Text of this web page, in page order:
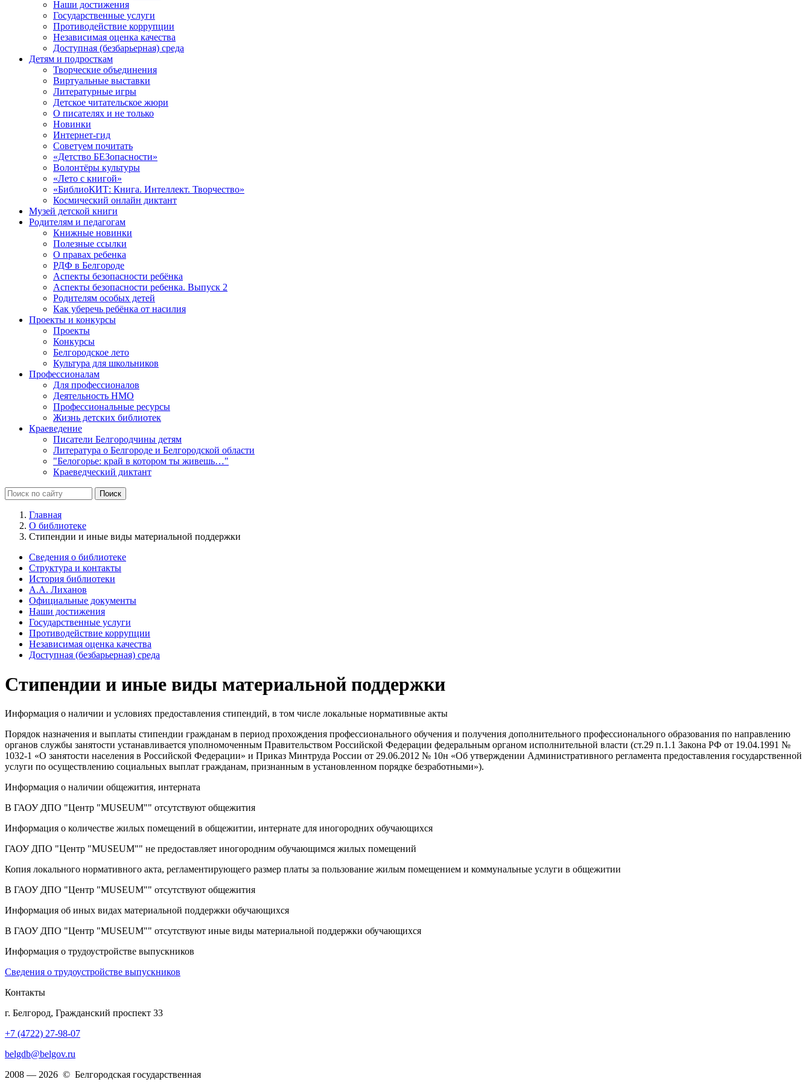
Наши достижения
Государственные услуги
Противодействие коррупции
Независимая оценка качества
Доступная (безбарьерная) среда
Детям и подросткам
Творческие объединения
Виртуальные выставки
Литературные игры
Детское читательское жюри
О писателях и не только
Новинки
Интернет-гид
Советуем почитать
«Детство БЕЗопасности»
Волонтёры культуры
«Лето с книгой»
«БиблиоКИТ: Книга. Интеллект. Творчество»
Космический онлайн диктант
Музей детской книги
Родителям и педагогам
Книжные новинки
Полезные ссылки
О правах ребенка
РДФ в Белгороде
Аспекты безопасности ребёнка
Аспекты безопасности ребенка. Выпуск 2
Родителям особых детей
Как уберечь ребёнка от насилия
Проекты и конкурсы
Проекты
Конкурсы
Белгородское лето
Культура для школьников
Профессионалам
Для профессионалов
Деятельность НМО
Профессиональные ресурсы
Жизнь детских библиотек
Краеведение
Писатели Белгородчины детям
Литература о Белгороде и Белгородской области
"Белогорье: край в котором ты живешь…"
Краеведческий диктант
Главная
О библиотеке
Стипендии и иные виды материальной поддержки
Сведения о библиотеке
Структура и контакты
История библиотеки
А.А. Лиханов
Официальные документы
Наши достижения
Государственные услуги
Противодействие коррупции
Независимая оценка качества
Доступная (безбарьерная) среда
Стипендии и иные виды материальной поддержки
Информация о наличии и условиях предоставления стипендий, в том числе локальные нормативные акты
Порядок назначения и выплаты стипендии гражданам в период прохождения профессионального обучения и получения дополнительного профессионального образования по направлению
органов службы занятости устанавливается уполномоченным Правительством Российской Федерации федеральным органом исполнительной власти (ст.29 п.1.1 Закона РФ от 19.04.1991 №
1032-1 «О занятости населения в Российской Федерации» и Приказ Минтруда России от 29.06.2012 № 10н «Об утверждении Административного регламента предоставления государственной
услуги по осуществлению социальных выплат гражданам, признанным в установленном порядке безработными»).
Информация о наличии общежития, интерната
В ГАОУ ДПО "Центр "MUSEUM"" отсутствуют общежития
Информация о количестве жилых помещений в общежитии, интернате для иногородних обучающихся
ГАОУ ДПО "Центр "MUSEUM"" не предоставляет иногородним обучающимся жилых помещений
Копия локального нормативного акта, регламентирующего размер платы за пользование жилым помещением и коммунальные услуги в общежитии
В ГАОУ ДПО "Центр "MUSEUM"" отсутствуют общежития
Информация об иных видах материальной поддержки обучающихся
В ГАОУ ДПО "Центр "MUSEUM"" отсутствуют иные виды материальной поддержки обучающихся
Информация о трудоустройстве выпускников
Сведения о трудоустройстве выпускников
Контакты
г. Белгород, Гражданский проспект 33
+7 (4722) 27-98-07
belgdb@belgov.ru
2008 — 2026 © Белгородская государственная